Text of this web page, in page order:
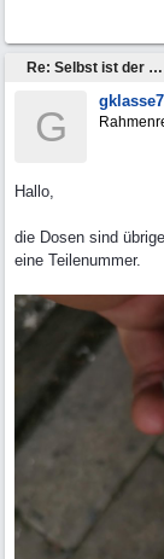
Re: Selbst ist der Mann / Rahmen restaurieren
G
Hallo,
die Dosen sind
eine Teilenummer.